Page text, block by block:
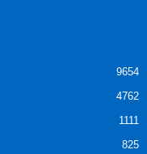
9654
4762
1111
825